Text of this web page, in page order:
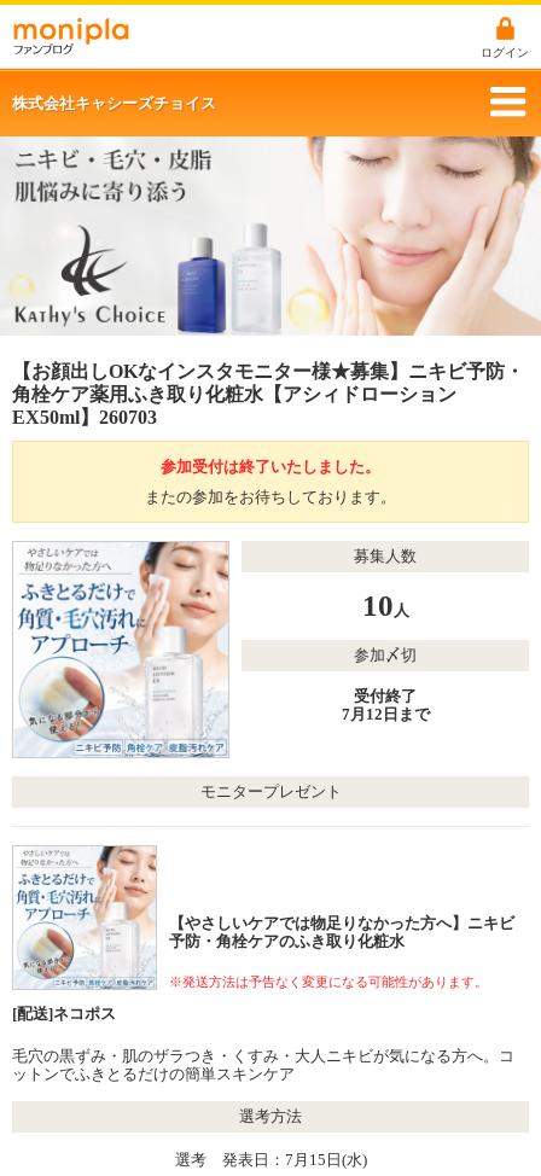
ログイン
株式会社キャシーズチョイス
【お顔出しOKなインスタモニター様★募集】ニキビ予防・
角栓ケア薬用ふき取り化粧水【アシィドローション
EX50ml】260703
参加受付は終了いたしました。
またの参加をお待ちしております。
募集人数
10人
参加〆切
受付終了
7月12日まで
モニタープレゼント
【やさしいケアでは物足りなかった方へ】ニキビ
予防・角栓ケアのふき取り化粧水
※発送方法は予告なく変更になる可能性があります。
[配送]ネコポス
毛穴の黒ずみ・肌のザラつき・くすみ・大人ニキビが気になる方へ。コ
ットンでふきとるだけの簡単スキンケア
選考方法
選考 発表日：7月15日(水)